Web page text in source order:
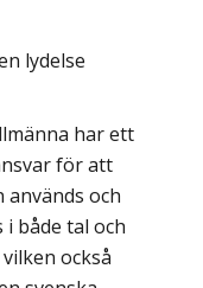
lydelse
har ett
för att
används och
i både tal och
också